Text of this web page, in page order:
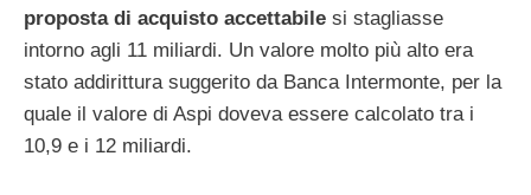
proposta di acquisto accettabile si stagliasse
intorno agli 11 miliardi. Un valore molto più alto era
stato addirittura suggerito da Banca Intermonte, per la
quale il valore di Aspi doveva essere calcolato tra i
10,9 e i 12 miliardi.